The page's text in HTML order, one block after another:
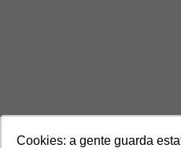
Cookies: a gente guarda